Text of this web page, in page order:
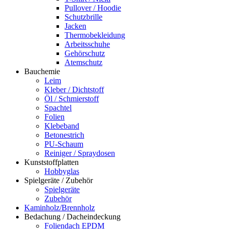
Pullover / Hoodie
Schutzbrille
Jacken
Thermobekleidung
Arbeitsschuhe
Gehörschutz
Atemschutz
Bauchemie
Leim
Kleber / Dichtstoff
Öl / Schmierstoff
Spachtel
Folien
Klebeband
Betonestrich
PU-Schaum
Reiniger / Spraydosen
Kunststoffplatten
Hobbyglas
Spielgeräte / Zubehör
Spielgeräte
Zubehör
Kaminholz/Brennholz
Bedachung / Dacheindeckung
Foliendach EPDM